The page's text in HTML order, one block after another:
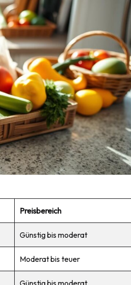
Preisbereich
Günstig bis moderat
Moderat bis teuer